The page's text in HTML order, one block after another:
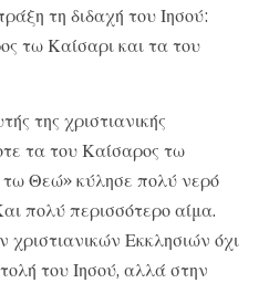
τη διδαχή του Ιησού:
τω Καίσαρι και τα του
της χριστιανικής
τα του Καίσαρος τω
Θεώ» κύλησε πολύ νερό
πολύ περισσότερο αίμα.
Εκκλησιών όχι
του Ιησού, αλλά στην